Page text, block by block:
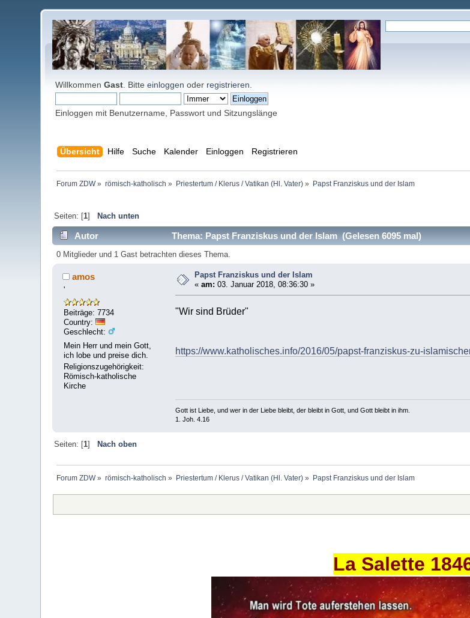
WillkommenGast . Bitteeinloggen oder registrieren
Einloggen mit Benutzername, Passwort und Sitzungslänge
Übersicht Hilfe Suche Kalender Einloggen Registrieren
Forum ZDW» römisch-katholisch » Priestertum / Klerus / Vatikan (Hl. Vater)» Papst Franziskus und der Islam
Seiten: [1] Nach unten
Autor Thema: Papst Franziskus und der Islam (Gelesen 6095 mal)
0 Mitglieder und 1 Gast betrachten dieses Thema.
amos
'
Beiträge: 7734
Country:
Geschlecht:
Mein Herr und mein Gott,
ich lobe und preise dich.
Religionszugehörigkeit:
Römisch-katholische
Kirche
Papst Franziskus und der Islam
«am: 03. Januar 2018, 08:36:30 »
"Wir sind Brüder"
https://www.katholisches.info/2016/05/papst-franziskus-zu-
Gott ist Liebe, und wer in der Liebe bleibt, der bleibt in Gott, und Gott bleibt in ihm.
1. Joh. 4.16
Seiten: [1] Nach oben
Forum ZDW» römisch-katholisch » Priestertum / Klerus / Vatikan (Hl. Vater)» Papst Franziskus und der Islam
La Salette